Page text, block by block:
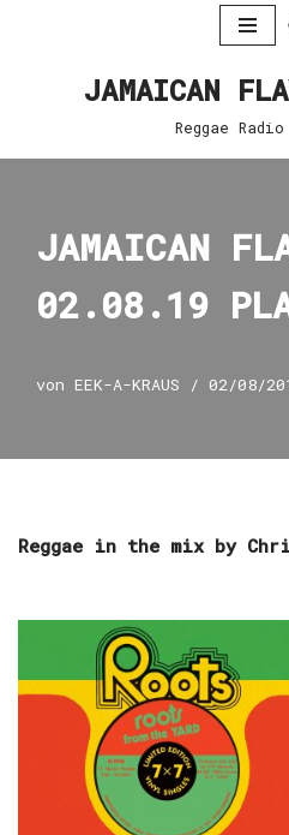
JAMAICAN
Reggae Radio
JAMAICAN
02.08.19
von EEK-A-KRAUS 02/08/
Reggae in the mix by